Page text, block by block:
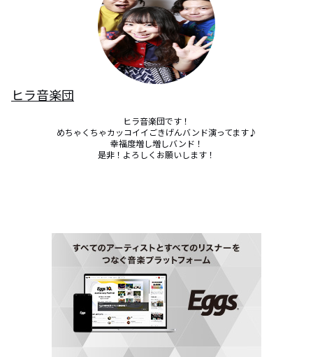
ヒラ音楽団
ヒラ音楽団です！
めちゃくちゃカッコイイごきげんバンド演ってます♪
幸福度増し増しバンド！
是非！よろしくお願いします！